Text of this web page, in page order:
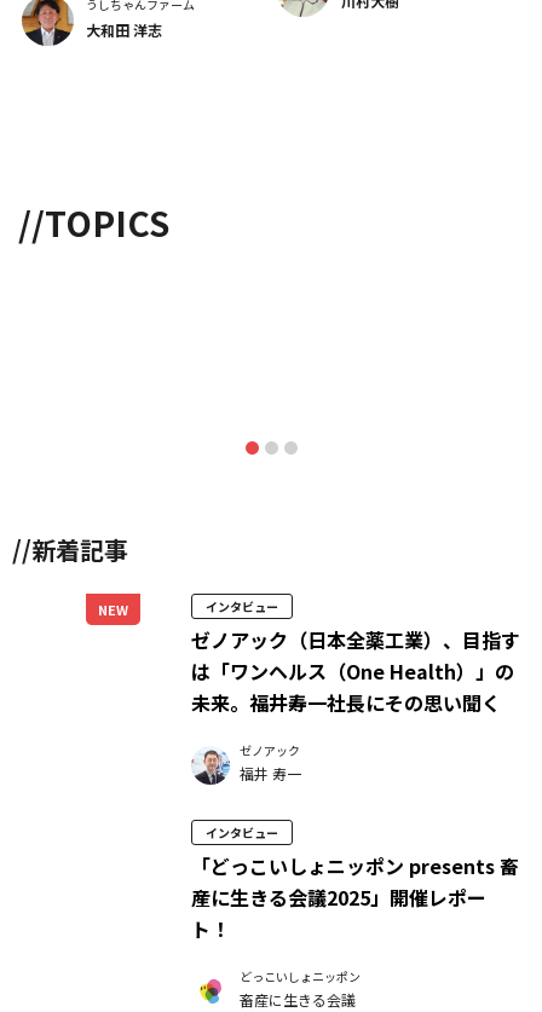
うしちゃんファーム
大和田 洋志
//TOPICS
//新着記事
NEW インタビュー
ゼノアック（日本全薬工業）、目指す
は「ワンヘルス（One Health）」の
未来。福井寿一社長にその思い聞く
ゼノアック
福井 寿一
インタビュー
「どっこいしょニッポン presents 畜
産に生きる会議2025」開催レポー
ト！
どっこいしょニッポン
畜産に生きる会議